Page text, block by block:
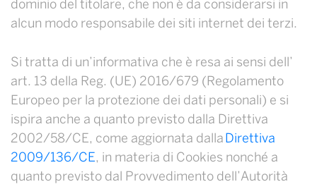
dominio del titolare, che non è da considerarsi in
alcun modo responsabile dei siti internet dei terzi.
Si tratta di un’informativa che è resa ai sensi dell’
art. 13 della Reg. (UE) 2016/679 (Regolamento
Europeo per la protezione dei dati personali) e si
ispira anche a quanto previsto dalla Direttiva
2002/58/CE, come aggiornata dalla Direttiva
2009/136/CE, in materia di Cookies nonché a
quanto previsto dal Provvedimento dell’Autorità